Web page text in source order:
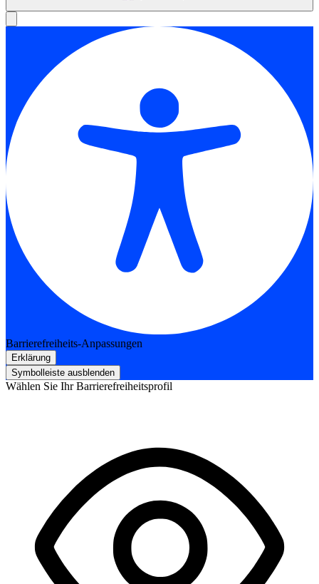
Barrierefreiheits-Anpassungen
Erklärung
Symbolleiste ausblenden
Wählen Sie Ihr Barrierefreiheitsprofil